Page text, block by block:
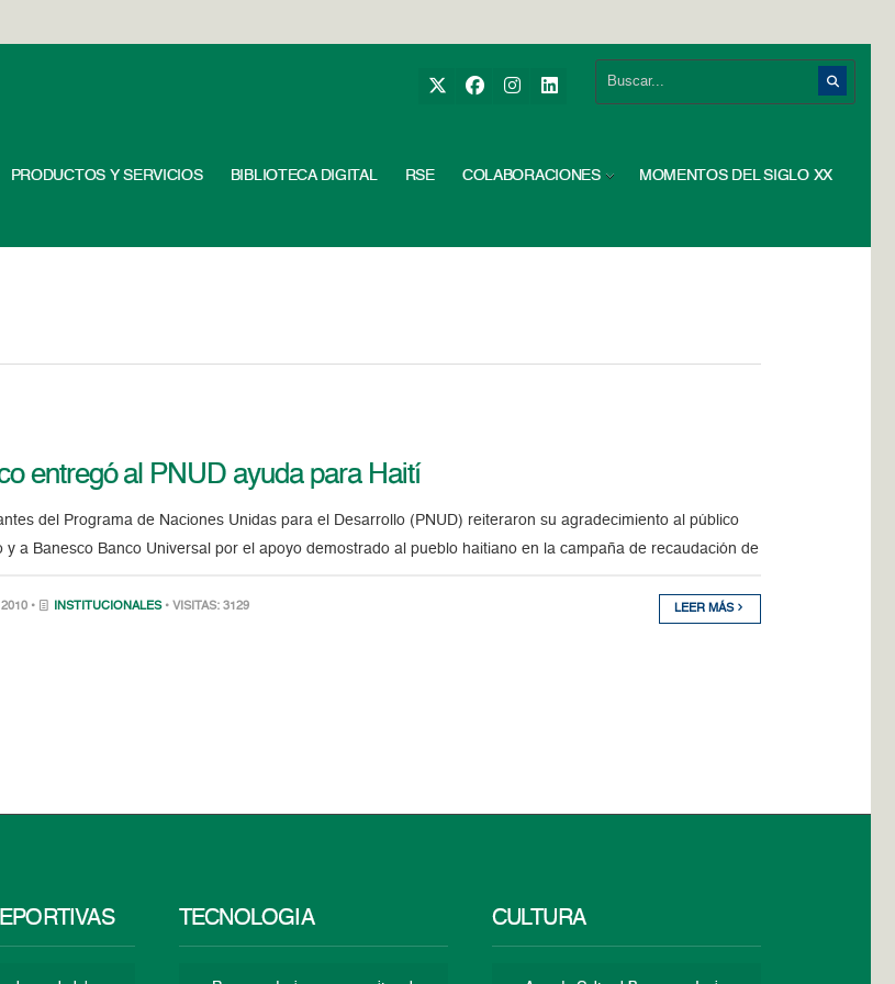
PRODUCTOS Y SERVICIOS BIBLIOTECA DIGITAL RSE COLABORACIONES MOMENTOS DEL SIGLO XX
entregó al PNUD ayuda para Haití
del Programa de Naciones Unidas para el Desarrollo (PNUD) reiteraron su agradecimiento al público
y a Banesco Banco Universal por el apoyo demostrado al pueblo haitiano en la campaña de recaudación de
• INSTITUCIONALES • VISITAS: 3129 LEER MÁS
TECNOLOGÍA CULTURA